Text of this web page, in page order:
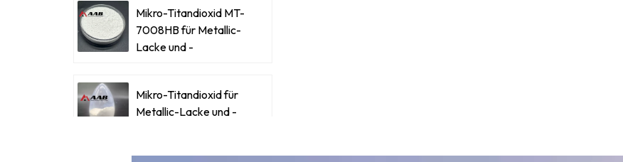
Mikro-Titandioxid MT-
7008HB für Metallic-
Lacke und -
Mikro-Titandioxid für
Metallic-Lacke und -